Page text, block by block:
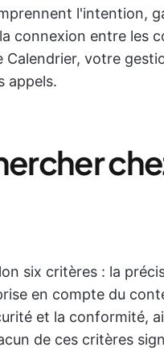
l'intention,
connexion entre les
votre
appels.
six critères : la
en compte du
et la conformité,
de ces critères